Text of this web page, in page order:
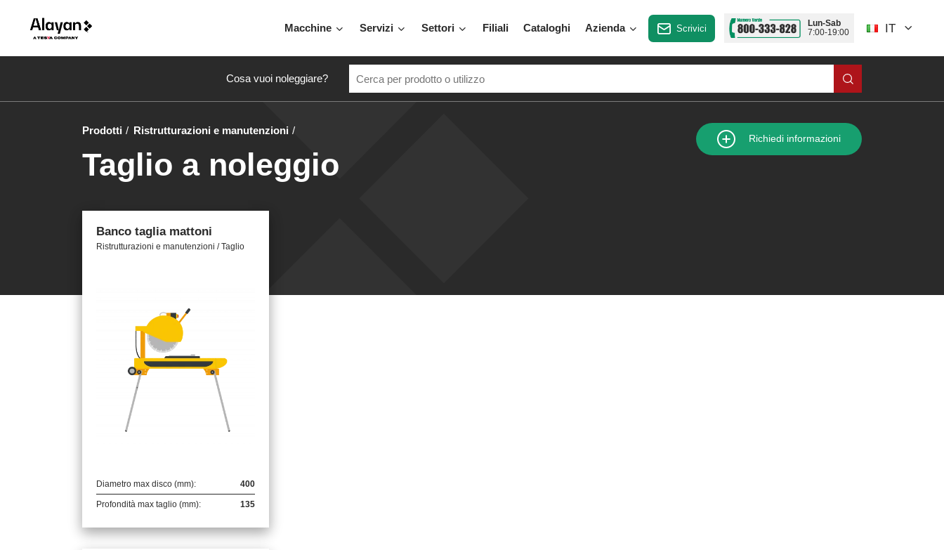
Macchine Servizi Settori Filiali Cataloghi Azienda Scrivici
Lun-Sab
7:00-19:00
IT
Cosa vuoi noleggiare?
Prodotti Ristrutturazioni e manutenzioni
Taglio a noleggio
Richiedi informazioni
Banco taglia mattoni
Ristrutturazioni e manutenzioni / Taglio
Diametro max disco (mm): 400
Profondità max taglio (mm): 135